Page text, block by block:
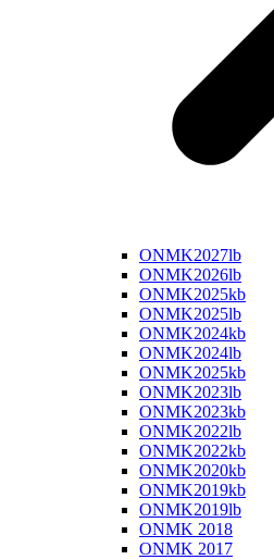
ONMK2027lb
ONMK2026lb
ONMK2025kb
ONMK2025lb
ONMK2024kb
ONMK2024lb
ONMK2025kb
ONMK2023lb
ONMK2023kb
ONMK2022lb
ONMK2022kb
ONMK2020kb
ONMK2019kb
ONMK2019lb
ONMK 2018
ONMK 2017